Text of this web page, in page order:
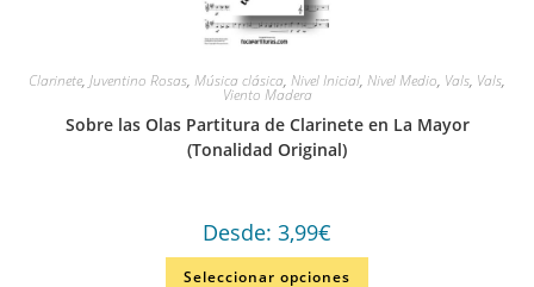
Clarinete, Juventino Rosas, Música clásica, Nivel Inicial, Nivel Medio, Vals, Vals,
Viento Madera
Sobre las Olas Partitura de Clarinete en La Mayor
(Tonalidad Original)
Desde: 3,99€
Seleccionar opciones